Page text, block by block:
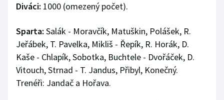
Diváci: 1000 (omezený počet).
Sparta: Salák - Moravčík, Matuškin, Polášek, R.
Jeřábek, T. Pavelka, Mikliš - Řepík, R. Horák, D.
Kaše - Chlapík, Sobotka, Buchtele - Dvořáček, D.
Vitouch, Strnad - T. Jandus, Přibyl, Konečný.
Trenéři: Jandač a Hořava.